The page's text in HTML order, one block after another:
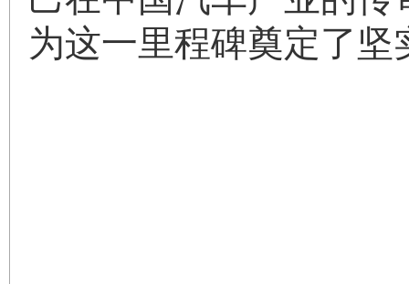
为这一里程碑奠定了坚